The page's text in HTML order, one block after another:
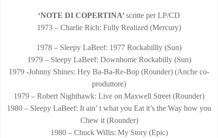
‘NOTE DI COPERTINA’ scritte per LP/CD
1973 – Charlie Rich: Fully Realized (Mercury)
1978 – Sleepy LaBeef: 1977 Rockabillly (Sun)
1979 – Sleepy LaBeef: Downhome Rockabilly (Sun)
1979 -Johnny Shines: Hey Ba-Ba-Re-Bop (Rounder) (Anche co-
produttore)
1979 – Robert Nighthawk: Live on Maxwell Street (Rounder)
1980 – Sleepy LaBeef: It ain’ t what you Eat it’s the Way how you
Chew it (Rounder)
1980 – Chuck Willis: My Story (Epic)